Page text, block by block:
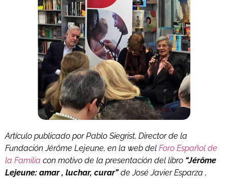
Artículo publicado por Pablo Siegrist, Director de la
Fundación Jérôme Lejeune, en la web del Foro Español de
la Familia con motivo de la presentación del libro “Jérôme
Lejeune: amar , luchar, curar”de José Javier Esparza ,